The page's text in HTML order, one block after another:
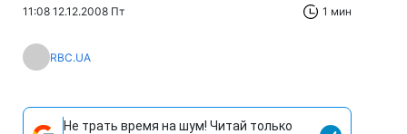
11:08 12.12.2008 Пт 1 мин
RBC.UA
Не трать время на шум! Читай только